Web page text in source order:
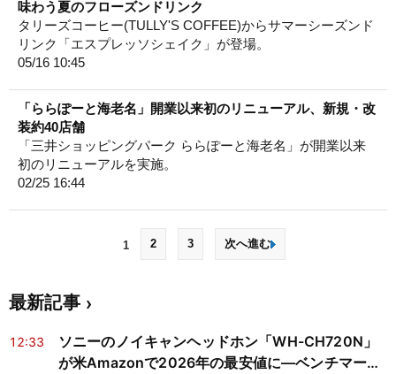
味わう夏のフローズンドリンク
タリーズコーヒー(TULLY'S COFFEE)からサマーシーズンド
リンク「エスプレッソシェイク」が登場。
05/16 10:45
「ららぽーと海老名」開業以来初のリニューアル、新規・改
装約40店舗
「三井ショッピングパーク ららぽーと海老名」が開業以来
初のリニューアルを実施。
02/25 16:44
1 2 3 次へ進む
最新記事
12:33
ソニーのノイキャンヘッドホン「WH-CH720N」
が米Amazonで2026年の最安値に―ベンチマーク